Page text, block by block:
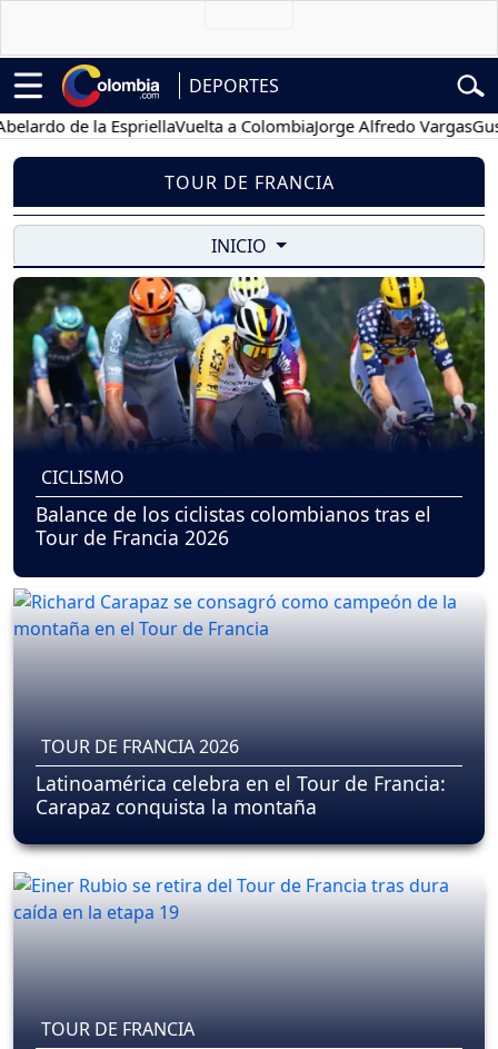
DEPORTES
de la EspriellaVuelta a ColombiaJorge Alfredo Vargas
TOUR DE FRANCIA
INICIO
CICLISMO
Balance de los ciclistas colombianos tras el
Tour de Francia 2026
TOUR DE FRANCIA 2026
Latinoamérica celebra en el Tour de Francia:
Carapaz conquista la montaña
TOUR DE FRANCIA